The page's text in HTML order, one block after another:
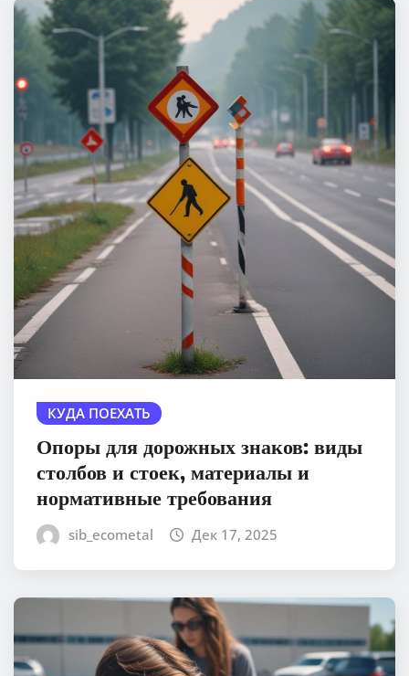
КУДА ПОЕХАТЬ
Опоры для дорожных знаков: виды
столбов и стоек, материалы и
нормативные требования
sib_ecometal Дек 17, 2025